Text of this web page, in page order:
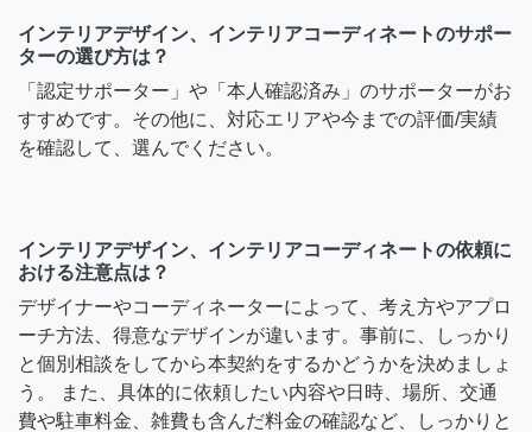
インテリアデザイン、インテリアコーディネートのサポー
ターの選び方は？
「認定サポーター」や「本人確認済み」のサポーターがお
すすめです。その他に、対応エリアや今までの評価/実績
を確認して、選んでください。
インテリアデザイン、インテリアコーディネートの依頼に
おける注意点は？
デザイナーやコーディネーターによって、考え方やアプロ
ーチ方法、得意なデザインが違います。事前に、しっかり
と個別相談をしてから本契約をするかどうかを決めましょ
う。 また、具体的に依頼したい内容や日時、場所、交通
費や駐車料金、雑費も含んだ料金の確認など、しっかりと